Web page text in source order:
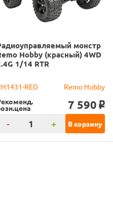
монстр
Hobby (красный) 4WD
1/14 RTR
RED
Remo Hobby
7 590 o
- + В корзину